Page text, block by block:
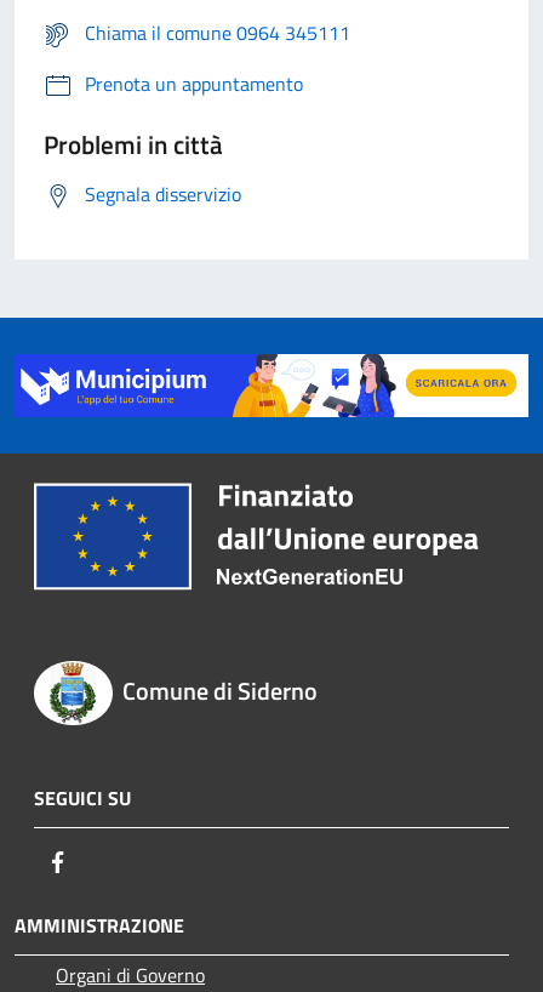
Chiama il comune 0964 345111
Prenota un appuntamento
Problemi in città
Segnala disservizio
Comune di Siderno
SEGUICI SU
AMMINISTRAZIONE
Organi di Governo